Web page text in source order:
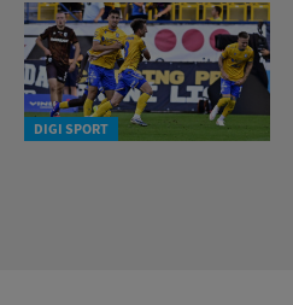
DIGI SPORT